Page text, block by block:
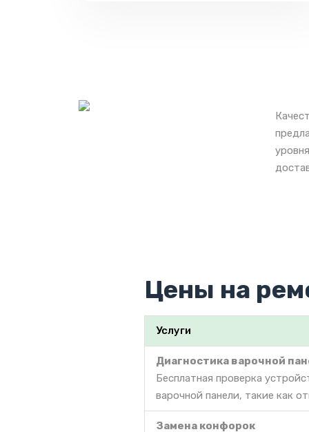
Цены на
Услуги
Диагностика варочной
Бесплатная проверка
варочной панели, такие как
Замена конфорок